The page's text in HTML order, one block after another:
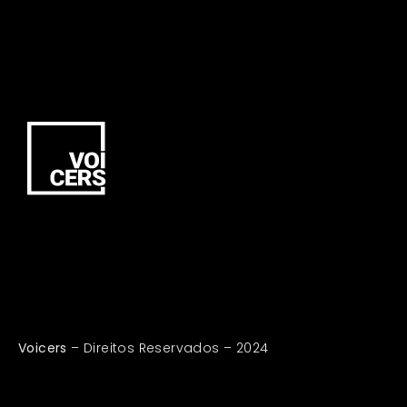
Voicers – Direitos Reservados – 2024